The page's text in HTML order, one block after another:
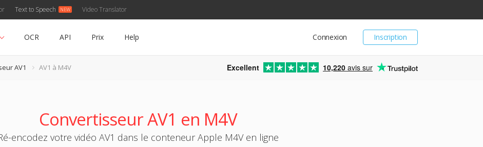
Text to Speech Video Translator
Inscription
Connexion
OCR API Prix Help
AV1 AV1 à M4V Excellent 10,220 avis sur
Convertisseur AV1 en M4V
encodez votre vidéo AV1 dans le conteneur Apple M4V en ligne